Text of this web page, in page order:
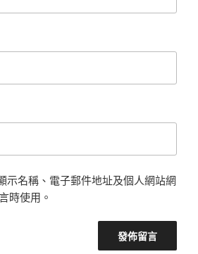
示名稱、電子郵件地址及個人網站網
時使用。